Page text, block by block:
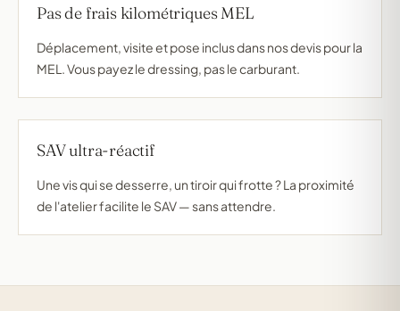
Pas de frais kilométriques MEL
Déplacement, visite et pose inclus dans nos devis pour la
MEL. Vous payez le dressing, pas le carburant.
SAV ultra-réactif
Une vis qui se desserre, un tiroir qui frotte ? La proximité
de l'atelier facilite le SAV — sans attendre.